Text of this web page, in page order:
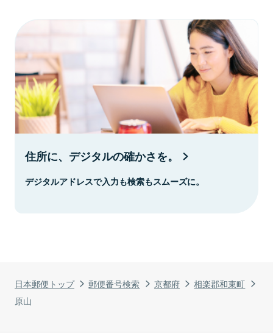
日本郵便トップ 郵便番号検索 京都府
相楽郡和束町
原山
住所に、デジタルの確かさを。
デジタルアドレスで入力も検索もスムーズに。